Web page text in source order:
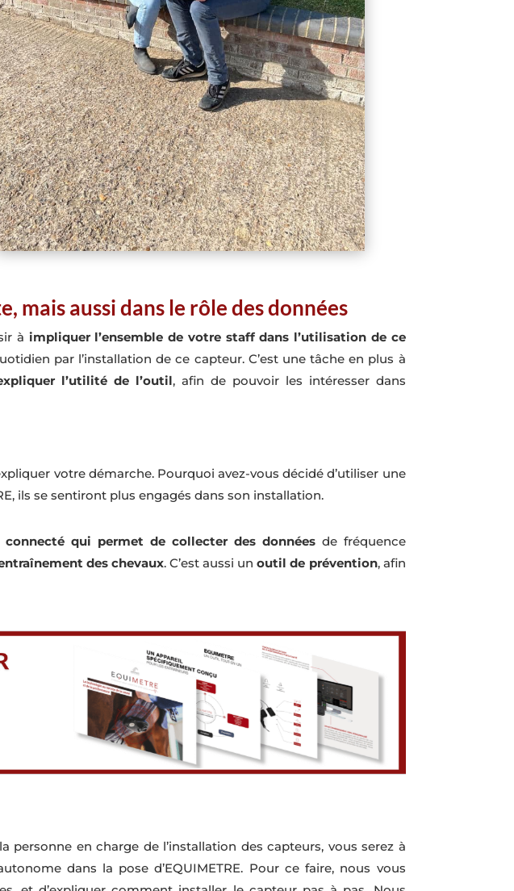
mais aussi dans le rôle des données
à impliquer l’ensemble de votre staff dans l’utilisation de ce
par l’installation de ce capteur. C’est une tâche en plus à
l’utilité de l’outil, afin de pouvoir les intéresser dans
votre démarche. Pourquoi avez-vous décidé d’utiliser une
ils se sentiront plus engagés dans son installation.
qui permet de collecter des donnéesde fréquence
des chevaux. C’est aussi unoutil de prévention, afin
personne en charge de l’installation des capteurs, vous serez à
dans la pose d’EQUIMETRE. Pour ce faire, nous vous